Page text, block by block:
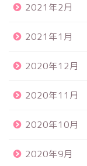
2021年2月
2021年1月
2020年12月
2020年11月
2020年10月
2020年9月